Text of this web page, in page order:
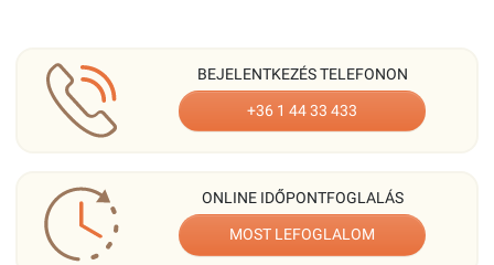
BEJELENTKEZÉS TELEFONON
+36 1 44 33 433
ONLINE IDŐPONTFOGLALÁS
MOST LEFOGLALOM